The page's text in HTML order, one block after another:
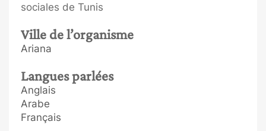
sociales de Tunis
Ville de l’organisme
Ariana
Langues parlées
Anglais
Arabe
Français